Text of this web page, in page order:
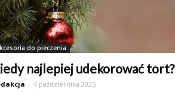
do pieczenia
najlepiej udekorować tort?
- 4 października 2025